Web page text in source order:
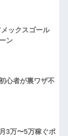
ックスゴール
ン
心者が裏ワザ不
3万〜5万稼ぐポ